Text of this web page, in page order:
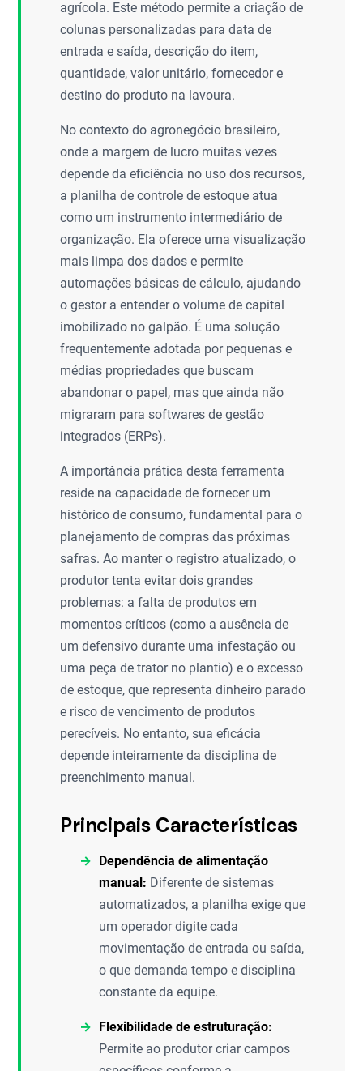
agrícola. Este método permite a criação de
colunas personalizadas para data de
entrada e saída, descrição do item,
quantidade, valor unitário, fornecedor e
destino do produto na lavoura.
No contexto do agronegócio brasileiro,
onde a margem de lucro muitas vezes
depende da eficiência no uso dos recursos,
a planilha de controle de estoque atua
como um instrumento intermediário de
organização. Ela oferece uma visualização
mais limpa dos dados e permite
automações básicas de cálculo, ajudando
o gestor a entender o volume de capital
imobilizado no galpão. É uma solução
frequentemente adotada por pequenas e
médias propriedades que buscam
abandonar o papel, mas que ainda não
migraram para softwares de gestão
integrados (ERPs).
A importância prática desta ferramenta
reside na capacidade de fornecer um
histórico de consumo, fundamental para o
planejamento de compras das próximas
safras. Ao manter o registro atualizado, o
produtor tenta evitar dois grandes
problemas: a falta de produtos em
momentos críticos (como a ausência de
um defensivo durante uma infestação ou
uma peça de trator no plantio) e o excesso
de estoque, que representa dinheiro parado
e risco de vencimento de produtos
perecíveis. No entanto, sua eficácia
depende inteiramente da disciplina de
preenchimento manual.
Principais Características
Dependência de alimentação
manual: Diferente de sistemas
automatizados, a planilha exige que
um operador digite cada
movimentação de entrada ou saída,
o que demanda tempo e disciplina
constante da equipe.
Flexibilidade de estruturação:
Permite ao produtor criar campos